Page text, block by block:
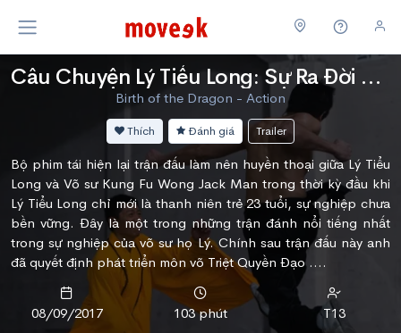
Câu Chuyện Lý Tiểu Long: Sự Ra Đời Của Rồng
Birth of the Dragon - Action
Thích Đánh giá Trailer
Bộ phim tái hiện lại trận đấu làm nên huyền thoại giữa Lý Tiểu
Long và Võ sư Kung Fu Wong Jack Man trong thời kỳ đầu khi
Lý Tiểu Long chỉ mới là thanh niên trẻ 23 tuổi, sự nghiệp chưa
bền vững. Đây là một trong những trận đánh nổi tiếng nhất
trong sự nghiệp của võ sư họ Lý. Chính sau trận đấu này anh
đã quyết định phát triển môn võ Triệt Quyền Đạo ….
08/09/2017 103 phút
T13